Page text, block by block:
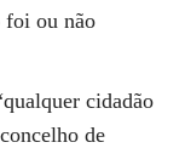
foi ou não
cidadão
de